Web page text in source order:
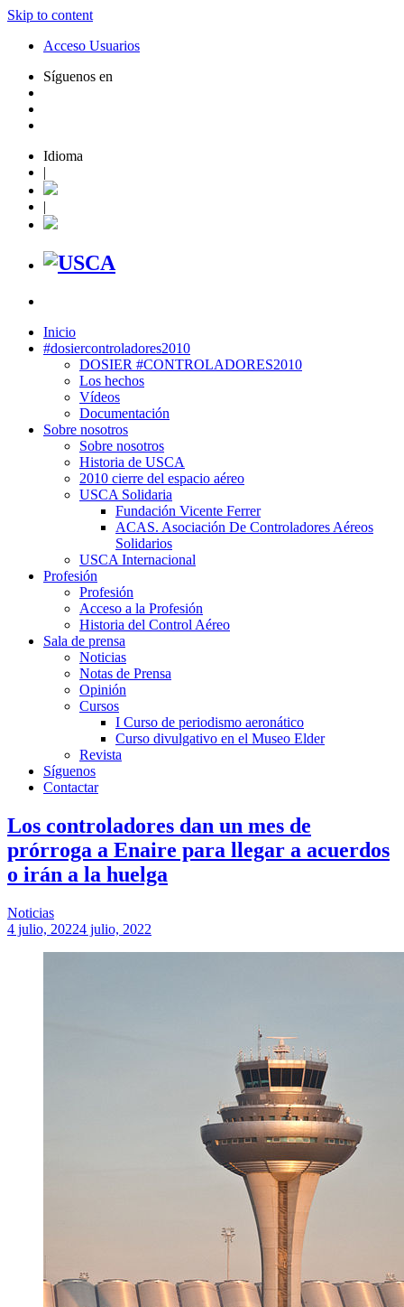
Skip to content
Acceso Usuarios
Síguenos en
Idioma
|
|
Inicio
#dosiercontroladores2010
DOSIER #CONTROLADORES2010
Los hechos
Vídeos
Documentación
Sobre nosotros
Sobre nosotros
Historia de USCA
2010 cierre del espacio aéreo
USCA Solidaria
Fundación Vicente Ferrer
ACAS. Asociación De Controladores Aéreos
Solidarios
USCA Internacional
Profesión
Profesión
Acceso a la Profesión
Historia del Control Aéreo
Sala de prensa
Noticias
Notas de Prensa
Opinión
Cursos
I Curso de periodismo aeronático
Curso divulgativo en el Museo Elder
Revista
Síguenos
Contactar
Los controladores dan un mes de
prórroga a Enaire para llegar a acuerdos
o irán a la huelga
Noticias
4 julio, 20224 julio, 2022